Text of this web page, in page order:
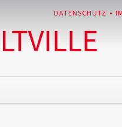
NAVIGATION
DATENSCHUTZ